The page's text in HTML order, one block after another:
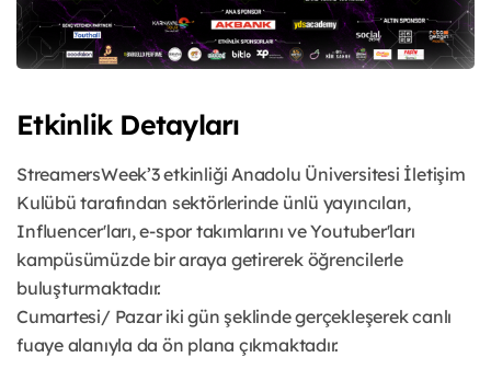
Etkinlik Detayları
StreamersWeek’3 etkinliği Anadolu Üniversitesi İletişim
Kulübü tarafından sektörlerinde ünlü yayıncıları,
Influencer'ları, e-spor takımlarını ve Youtuber'ları
kampüsümüzde bir araya getirerek öğrencilerle
buluşturmaktadır.
Cumartesi/ Pazar iki gün şeklinde gerçekleşerek canlı
fuaye alanıyla da ön plana çıkmaktadır.